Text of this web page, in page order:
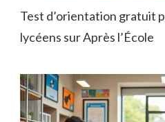
Test d’orientation gratuit
lycéens sur Après l’École